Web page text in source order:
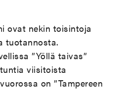
ovat nekin toisintoja
tuotannosta.
”Yöllä taivas”
viisitoista
on ”Tampereen